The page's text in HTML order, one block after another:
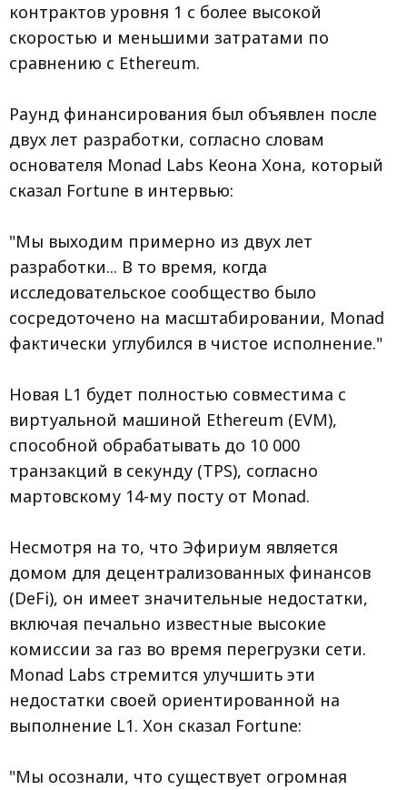
контрактов уровня 1 с более высокой
скоростью и меньшими затратами по
сравнению с Ethereum.
Раунд финансирования был объявлен после
двух лет разработки, согласно словам
основателя Monad Labs Кеона Хона, который
сказал Fortune в интервью:
"Мы выходим примерно из двух лет
разработки... В то время, когда
исследовательское сообщество было
сосредоточено на масштабировании, Monad
фактически углубился в чистое исполнение."
Новая L1 будет полностью совместима с
виртуальной машиной Ethereum (EVM),
способной обрабатывать до 10 000
транзакций в секунду (TPS), согласно
мартовскому 14-му посту от Monad.
Несмотря на то, что Эфириум является
домом для децентрализованных финансов
(DeFi), он имеет значительные недостатки,
включая печально известные высокие
комиссии за газ во время перегрузки сети.
Monad Labs стремится улучшить эти
недостатки своей ориентированной на
выполнение L1. Хон сказал Fortune:
"Мы осознали, что существует огромная